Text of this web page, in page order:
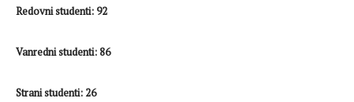
Redovni studenti: 92
Vanredni studenti: 86
Strani studenti: 26